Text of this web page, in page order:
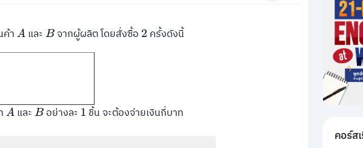
ค้าA และB จากผู้ผลิต โดยสั่งซื้อ 2 ครั้งดังนี้
AและBอย่างละ 1 ชิ้น จะต้องจ่ายเงินกี่บาท
คอร์ส